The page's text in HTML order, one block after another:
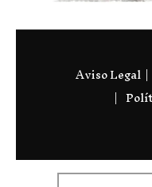
Aviso Legal